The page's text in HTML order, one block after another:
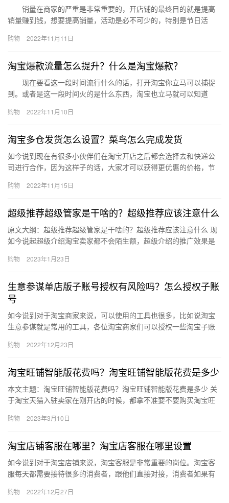
销量在商家的严重是非常重要的，开店铺的最终目的就是提高
销量赚到钱，想要提高销量，活动是必不可少的，特别是节日活
动才能提…
购物 2022年11月11日
淘宝爆款流量怎么提升？什么是淘宝爆款？
现在要看这一段时间流行什么的话，打开淘宝你立马可以捕捉
到。或者是这一段时间火的是什么东西，淘宝也立马就可以知道
怎么进行…
购物 2022年11月10日
淘宝多仓发货怎么设置？菜鸟怎么完成发货
如今说到现在有很多小伙伴们在淘宝开店之后都会选择去和快递公
司进行合作，因为这样子的话，大家才可以获得更优惠的价格，节
货？下…
购物 2022年11月15日
超级推荐超级管家是干啥的？超级推荐应该注意什么
原文大纲：超级推荐超级管家是干啥的？超级推荐应该注意什么 现
如今说起超级介绍淘宝卖家都不会陌生额，超级介绍的推广效果是
推荐…
购物 2023年1月23日
生意参谋单店版子账号授权有风险吗？怎么授权子账
号
如今说到对于淘宝商家来说，可以使用的工具也很多，比如说淘宝
生意参谋就是常用的工具，各位淘宝商家们可以授权一些淘宝子账
号？下面…
购物 2022年12月23日
淘宝旺铺智能版花费吗？淘宝旺铺智能版花费是多少
本文主题：淘宝旺铺智能版花费吗？淘宝旺铺智能版花费是多少 关
于淘宝天猫入驻卖家在刚开店的时候，都拿不准要不要购买淘宝旺
了是…
购物 2023年3月10日
淘宝店铺客服在哪里？淘宝店客服在哪里设置
如今说到对于淘宝店铺来说，淘宝客服是非常重要的岗位。淘宝客
服每天都需要接待很多的消费者，跟他们直接对接，消费者如果有
铺客服…
购物 2022年12月27日